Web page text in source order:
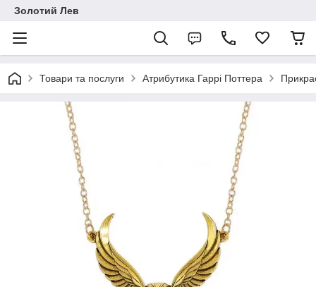
Золотий Лев
Товари та послуги Атрибутика Гаррі Поттера